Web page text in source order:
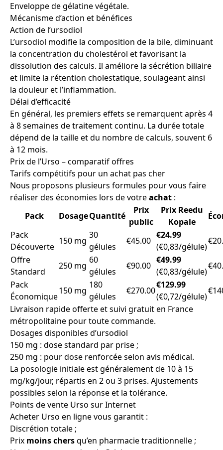
Enveloppe de gélatine végétale.
Mécanisme d’action et bénéfices
Action de l’ursodiol
L’ursodiol modifie la composition de la bile, diminuant
la concentration du cholestérol et favorisant la
dissolution des calculs. Il améliore la sécrétion biliaire
et limite la rétention cholestatique, soulageant ainsi
la douleur et l’inflammation.
Délai d’efficacité
En général, les premiers effets se remarquent après 4
à 8 semaines de traitement continu. La durée totale
dépend de la taille et du nombre de calculs, souvent 6
à 12 mois.
Prix de l’Urso – comparatif offres
Tarifs compétitifs pour un achat pas cher
Nous proposons plusieurs formules pour vous faire
réaliser des économies lors de votreachat :
Pack
DosageQuantité
Prix
public
Prix Reedu
Kopale
Pack
Découverte
150 mg
30
gélules
€45.00
€24.99
(€0,83/gélule)
Offre
Standard
250 mg
60
gélules
€90.00
€49.99
(€0,83/gélule)
Pack
Économique
150 mg
180
gélules
€270.00
€129.99
(€0,72/gélule)
Livraison rapide offerte et suivi gratuit en France
métropolitaine pour toute commande.
Dosages disponibles d’ursodiol
150 mg : dose standard par prise ;
250 mg : pour dose renforcée selon avis médical.
La posologie initiale est généralement de 10 à 15
mg/kg/jour, répartis en 2 ou 3 prises. Ajustements
possibles selon la réponse et la tolérance.
Points de vente Urso sur Internet
Acheter Urso en ligne vous garantit :
Discrétion totale ;
Prix moins chersqu’en pharmacie traditionnelle ;